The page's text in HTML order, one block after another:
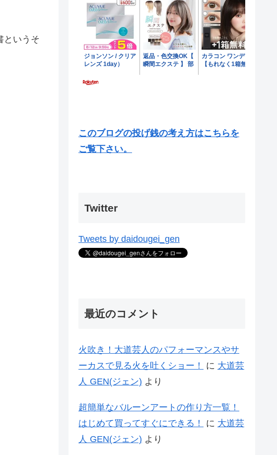
というそ
このブログの投げ銭の考え方はこちらを
ご覧下さい。
Twitter
Tweets by daidougei_gen
最近のコメント
火吹き！大道芸人のパフォーマンスやサ
ーカスで見る火を吐くショー！
に 大道芸
人 GEN(ジェン) より
超簡単なバルーンアートの作り方一覧！
はじめて買ってすぐにできる！
に 大道芸
人 GEN(ジェン) より